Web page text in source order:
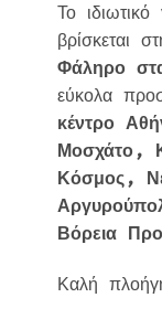
Το ιδιωτικό
βρίσκεται
Φάληρο
εύκολα
κέντρο
Μοσχάτο,
Κόσμος,
Βόρεια
Καλή